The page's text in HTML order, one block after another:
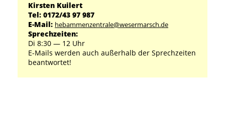
Kirsten Kuilert
Tel: 0172/43 97 987
E-Mail: hebammenzentrale@wesermarsch.de
Sprechzeiten:
Di 8:30 ― 12 Uhr
E-Mails werden auch außerhalb der Sprechzeiten
beantwortet!